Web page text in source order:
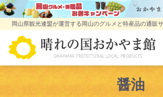
岡山県観光連盟が運営する岡山のグルメと特産品の通販
醤油